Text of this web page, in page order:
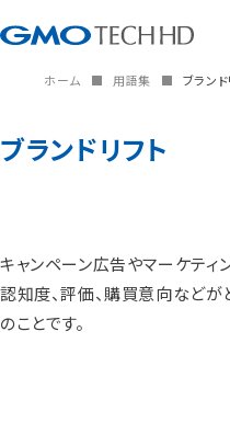
ホーム 用語集 ブランド
ブランドリフト
キャンペーン広告やマーケティ
認知度、評価、購買意向など
のことです。